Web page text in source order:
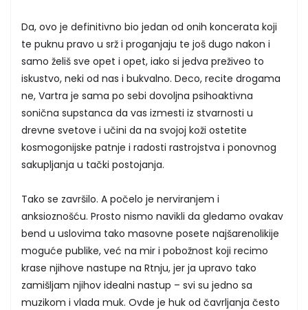
Da, ovo je definitivno bio jedan od onih koncerata koji
te puknu pravo u srž i proganjaju te još dugo nakon i
samo želiš sve opet i opet, iako si jedva preživeo to
iskustvo, neki od nas i bukvalno. Deco, recite drogama
ne, Vartra je sama po sebi dovoljna psihoaktivna
sonična supstanca da vas izmesti iz stvarnosti u
drevne svetove i učini da na svojoj koži ostetite
kosmogonijske patnje i radosti rastrojstva i ponovnog
sakupljanja u tački postojanja.
Tako se završilo. A počelo je nerviranjem i
anksioznošću. Prosto nismo navikli da gledamo ovakav
bend u uslovima tako masovne posete najšarenolikije
moguće publike, već na mir i pobožnost koji recimo
krase njihove nastupe na Rtnju, jer ja upravo tako
zamišljam njihov idealni nastup – svi su jedno sa
muzikom i vlada muk. Ovde je huk od čavrljanja često